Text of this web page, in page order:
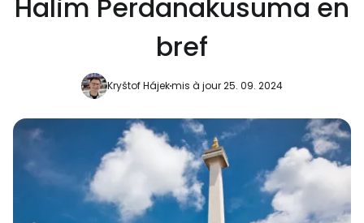
Halim Perdanakusuma en
bref
Kryštof Hájekmis à jour 25. 09. 2024
Continuer avec Facebook
Poursuivre avec le courrier
électronique